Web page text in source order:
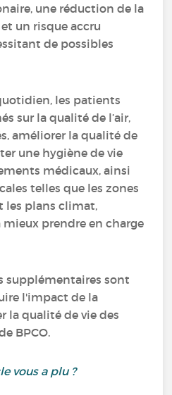
une réduction de la
un risque accru
de possibles
les patients
sur la qualité de l’air,
améliorer la qualité de
une hygiène de vie
médicaux, ainsi
telles que les zones
les plans climat,
prendre en charge
supplémentaires sont
l'impact de la
la qualité de vie des
BPCO.
vous a plu ?